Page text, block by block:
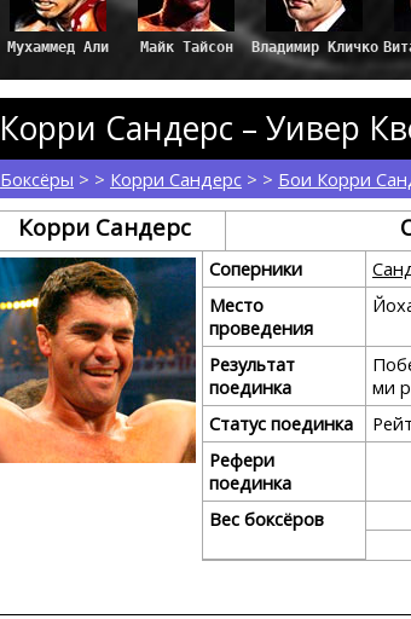
Владимир Кличко
Корри Сандерс – Уивер
Боксёры > > Корри Сандерс > > Бои Корри
Корри Сандерс
Соперники
Место
проведения
Результат
поединка
ми
Статус поединка
Рефери
поединка
Вес боксёров